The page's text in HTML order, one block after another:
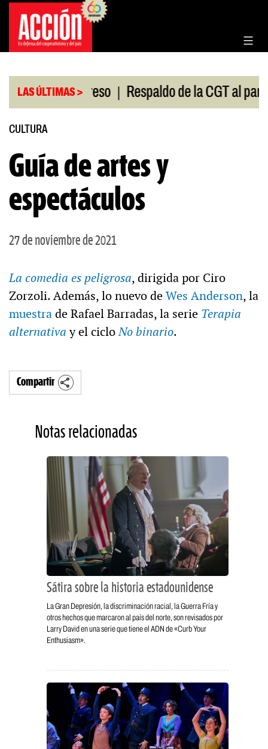
Saltar
contenido
LAS ÚLTIMAS >
en el Congreso | Respaldo de la CGT al paro
CULTURA
Guía de artes y
espectáculos
27 de noviembre de 2021
La comedia es peligrosa, dirigida por Ciro
Zorzoli. Además, lo nuevo deWes Anderson, la
muestrade Rafael Barradas, la serie Terapia
alternativay el cicloNo binario.
Compartir
Notas relacionadas
Sátira sobre la historia estadounidense
La Gran Depresión, la discriminación racial, la Guerra Fría y
otros hechos que marcaron al país del norte, son revisados por
Larry David en una serie que tiene el ADN de «Curb Your
Enthusiasm».